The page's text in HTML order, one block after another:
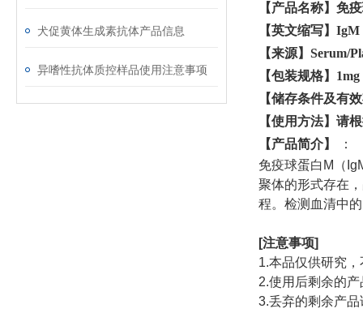
犬促黄体生成素抗体产品信息
异嗜性抗体质控样品使用注意事项
【产品名称】免
【英文缩写】 IgM
【来源】 Serum/
【包装规格】 1mg
【储存条件及有
【使用方法】请
【产品简介】
：
免疫球蛋白 M （
聚体的形式存在
程。检测血清中的
[注意事项]
1.本品仅供研究
2.使用后剩余的
3.丢弃的剩余产